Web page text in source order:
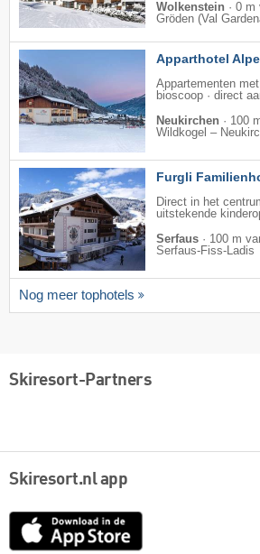
Wolkenstein · 0 m
Gröden (Val
Apparthotel
Appartementen
bioscoop · direct
Neukirchen · 100
Wildkogel –
Furgli
Direct in het
uitstekende
Serfaus · 100 m
Serfaus-Fiss-Ladis
Nog meer tophotels
Skiresort-Partners
Skiresort.nl app
App